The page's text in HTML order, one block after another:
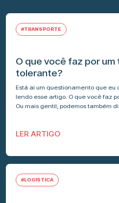
#TRANSPORTE
O que você faz por um
tolerante?
Está aí um questionamento que eu
lendo esse artigo. O que você faz
Ou mais gentil, podemos também
LER ARTIGO
#LOGÍSTICA